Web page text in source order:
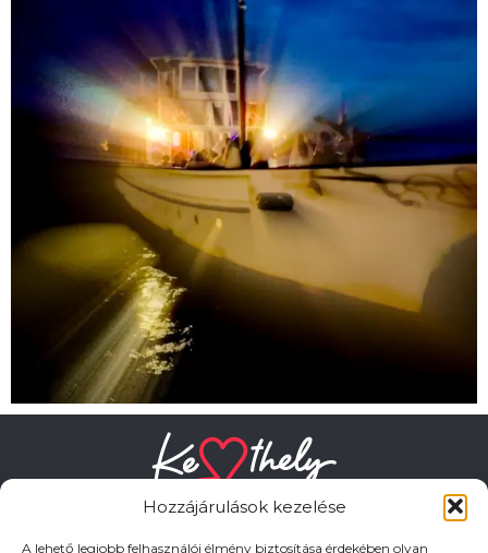
Hozzájárulások kezelése
A lehető legjobb felhasználói élmény biztosítása érdekében olyan